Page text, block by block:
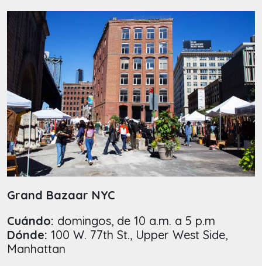
Grand Bazaar NYC
Cuándo: domingos, de 10 a.m. a 5 p.m
Dónde: 100 W. 77th St., Upper West Side,
Manhattan